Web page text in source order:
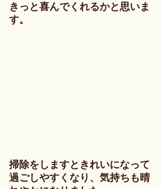
きっと喜んでくれるかと思いま
す。
掃除をしますときれいになって
過ごしやすくなり、気持ちも晴